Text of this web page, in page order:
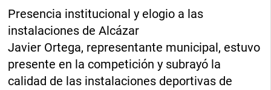
Presencia institucional y elogio a las
instalaciones de Alcázar
Javier Ortega, representante municipal, estuvo
presente en la competición y subrayó la
calidad de las instalaciones deportivas de